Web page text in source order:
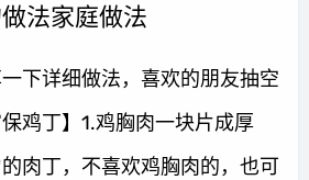
法家庭做法
下详细做法，喜欢的朋友抽空
鸡丁】1.鸡胸肉一块片成厚
肉丁，不喜欢鸡胸肉的，也可